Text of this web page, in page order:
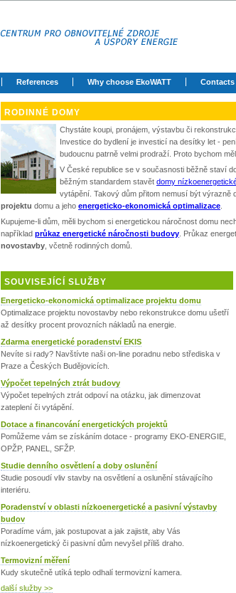
References Why choose EkoWATT Contacts
RODINNÉ DOMY
Chystáte koupi, pronájem, výstavbu či
Investice do bydlení je investicí na desítky let -
budoucnu patrně velmi prodraží. Proto bychom
V České republice se v současnosti běžně staví
běžným standardem stavět domy
vytápění. Takový dům přitom nemusí být
projektu domu a jeho energeticko-ekonomická optimalizace
Kupujeme-li dům, měli bychom si energetickou náročnost domu
například průkaz energetické náročnosti budovy . Průkaz
novostavby , včetně rodinných domů.
SOUVISEJÍCÍ SLUŽBY
Energeticko-ekonomická optimalizace projektu domu
Optimalizace projektu novostavby nebo rekonstrukce domu ušetří
až desítky procent provozních nákladů na energie.
Zdarma energetické poradenství EKIS
Nevíte si rady? Navštívte naši on-line poradnu nebo střediska v
Praze a Českých Budějovicích.
Výpočet tepelných ztrát budovy
Výpočet tepelných ztrát odpoví na otázku, jak dimenzovat
zateplení či vytápění.
Dotace a financování energetických projektů
Pomůžeme vám se získáním dotace - programy EKO-ENERGIE,
OPŽP, PANEL, SFŽP.
Studie denního osvětlení a doby oslunění
Studie posoudí vliv stavby na osvětlení a oslunění stávajícího
interiéru.
Poradenství v oblasti nízkoenergetické a pasivní výstavby
budov
Poradíme vám, jak postupovat a jak zajistit, aby Vás
nízkoenergetický či pasivní dům nevyšel příliš draho.
Termovizní měření
Kudy skutečně utíká teplo odhalí termovizní kamera.
další služby >>